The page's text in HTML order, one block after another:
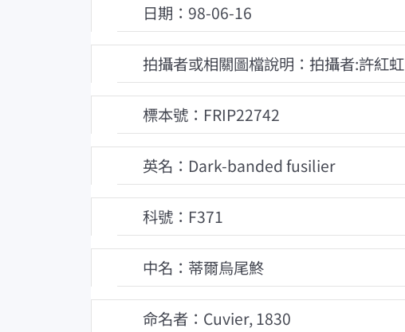
日期：98-06-16
拍攝者或相關圖檔說明：拍攝者:許紅虹
標本號：FRIP22742
英名：Dark-banded fusilier
科號：F371
中名：蒂爾烏尾鮗
命名者：Cuvier, 1830